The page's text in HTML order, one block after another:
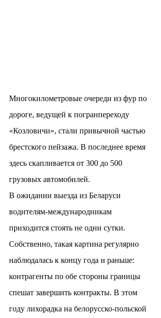
Многокилометровые очереди из фур по
дороге, ведущей к погранпереходу
«Козловичи», стали привычной частью
брестского пейзажа. В последнее время
здесь скапливается от 300 до 500
грузовых автомобилей.
В ожидании выезда из Беларуси
водителям-международникам
приходится стоять не одни сутки.
Собственно, такая картина регулярно
наблюдалась к концу года и раньше:
контрагенты по обе стороны границы
спешат завершить контракты. В этом
году лихорадка на белорусско-польской